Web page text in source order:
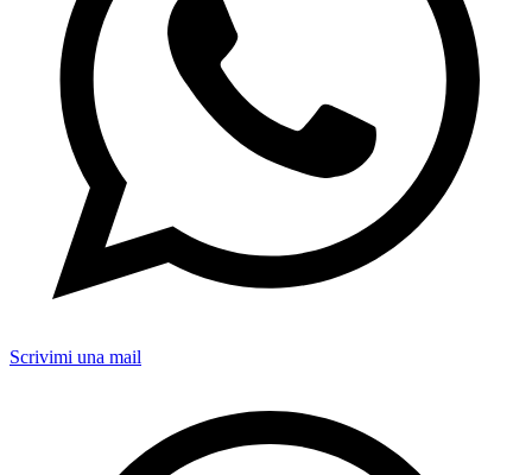
Scrivimi una mail